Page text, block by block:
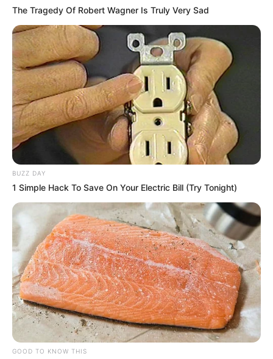
The Tragedy Of Robert Wagner Is Truly Very Sad
BUZZ DAY
1 Simple Hack To Save On Your Electric Bill (Try Tonight)
GOOD TO KNOW THIS